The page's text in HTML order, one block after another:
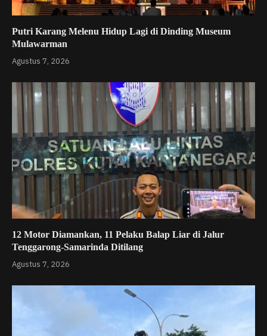
Putri Karang Melenu Hidup Lagi di Dinding Museum
Mulawarman
Agustus 7, 2026
12 Motor Diamankan, 11 Pelaku Balap Liar di Jalur
Tenggarong-Samarinda Ditilang
Agustus 7, 2026